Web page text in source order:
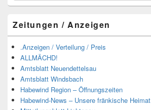
Zeitungen / Anzeigen
.Anzeigen / Verteilung / Preis
ALLMÄCHD!
Amtsblatt Neuendettelsau
Amtsblatt Windsbach
Habewind Region – Öffnungszeiten
Habewind-News – Unsere fränkische Heimat